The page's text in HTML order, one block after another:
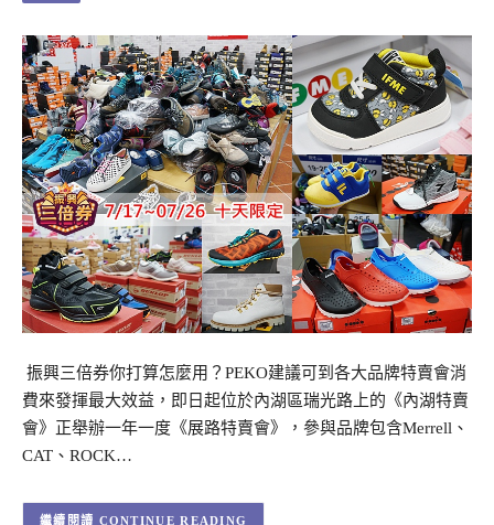
振興三倍券你打算怎麼用？PEKO建議可到各大品牌特賣會消
費來發揮最大效益，即日起位於內湖區瑞光路上的《內湖特賣
會》正舉辦一年一度《展路特賣會》，參與品牌包含Merrell、
CAT、ROCK…
CONTINUE READING